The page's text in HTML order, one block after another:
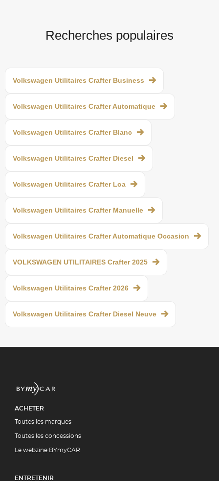
Recherches populaires
Volkswagen Utilitaires Crafter Business
Volkswagen Utilitaires Crafter Automatique
Volkswagen Utilitaires Crafter Blanc
Volkswagen Utilitaires Crafter Diesel
Volkswagen Utilitaires Crafter Loa
Volkswagen Utilitaires Crafter Manuelle
Volkswagen Utilitaires Crafter Automatique Occasion
VOLKSWAGEN UTILITAIRES Crafter 2025
Volkswagen Utilitaires Crafter 2026
Volkswagen Utilitaires Crafter Diesel Neuve
ACHETER
Toutes les marques
Toutes les concessions
Le webzine BYmyCAR
ENTRETENIR